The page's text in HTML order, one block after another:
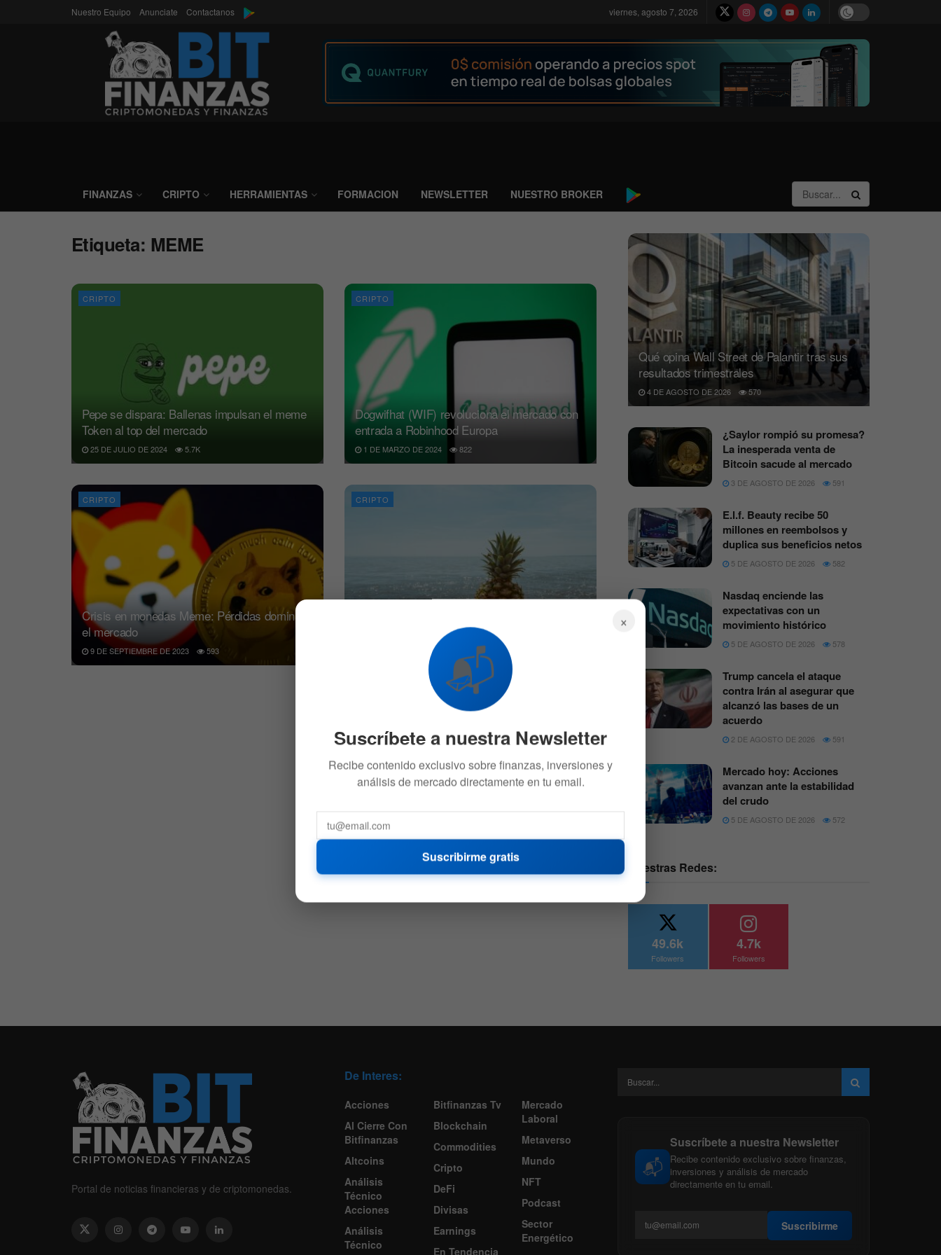
Nuestro Equipo Anunciate Contactanos viernes, agosto 7, 2026
FINANZAS CRIPTO HERRAMIENTAS FORMACION NEWSLETTER NUESTRO BROKER
Etiqueta: MEME
CRIPTO
Pepe se dispara: Ballenas impulsan el meme
Token al top del mercado
25 DE JULIO DE 2024 5.7K
CRIPTO
Dogwifhat (WIF) revoluciona el mercado con
entrada a Robinhood Europa
1 DE MARZO DE 2024 822
CRIPTO
Crisis en monedas Meme: Pérdidas dominan
el mercado
9 DE SEPTIEMBRE DE 2023 593
CRIPTO
de MEME» llegó a los $1.962,98
22 DE SEPTIEMBRE DE 2020 551
Qué opina Wall Street de Palantir tras sus
resultados trimestrales
4 DE AGOSTO DE 2026 570
¿Saylor rompió su promesa?
La inesperada venta de
Bitcoin sacude al mercado
3 DE AGOSTO DE 2026 591
E.l.f. Beauty recibe 50
millones en reembolsos y
duplica sus beneficios netos
5 DE AGOSTO DE 2026 582
Nasdaq enciende las
expectativas con un
movimiento histórico
5 DE AGOSTO DE 2026 578
Trump cancela el ataque
contra Irán al asegurar que
alcanzó las bases de un
acuerdo
2 DE AGOSTO DE 2026 591
Mercado hoy: Acciones
avanzan ante la estabilidad
del crudo
5 DE AGOSTO DE 2026 572
Nuestras Redes:
49.6k
Followers
4.7k
Followers
Portal de noticias financieras y de criptomonedas.
De Interes:
Acciones
Al Cierre Con
Bitfinanzas
Altcoins
Análisis
Técnico
Acciones
Análisis
Técnico
Bitfinanzas Tv
Blockchain
Commodities
Cripto
DeFi
Divisas
Earnings
En Tendencia
Mercado
Laboral
Metaverso
Mundo
NFT
Podcast
Sector
Energético
📬
Suscríbete a nuestra Newsletter
Recibe contenido exclusivo sobre finanzas,
inversiones y análisis de mercado
directamente en tu email.
Suscribirme
×
📬
Suscríbete a nuestra Newsletter
Recibe contenido exclusivo sobre finanzas, inversiones y
análisis de mercado directamente en tu email.
Suscribirme gratis